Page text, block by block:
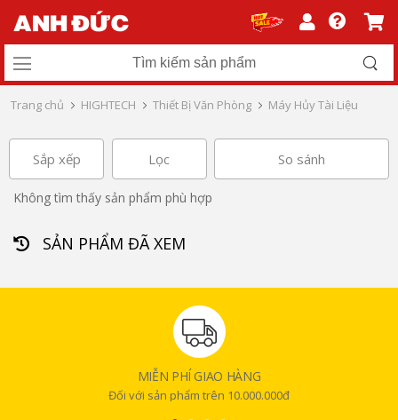
Trang chủ HIGHTECH Thiết Bị Văn Phòng Máy Hủy Tài Liệu
Sắp xếp Lọc So sánh
Không tìm thấy sản phẩm phù hợp
SẢN PHẨM ĐÃ XEM
MIỄN PHÍ GIAO HÀNG
Đối với sản phẩm trên 10.000.000đ